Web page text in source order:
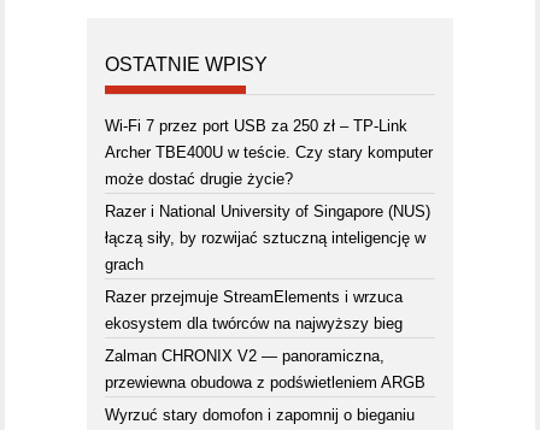
OSTATNIE WPISY
Wi-Fi 7 przez port USB za 250 zł – TP-Link
Archer TBE400U w teście. Czy stary komputer
może dostać drugie życie?
Razer i National University of Singapore (NUS)
łączą siły, by rozwijać sztuczną inteligencję w
grach
Razer przejmuje StreamElements i wrzuca
ekosystem dla twórców na najwyższy bieg
Zalman CHRONIX V2 — panoramiczna,
przewiewna obudowa z podświetleniem ARGB
Wyrzuć stary domofon i zapomnij o bieganiu